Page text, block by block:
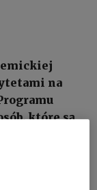
na
które są